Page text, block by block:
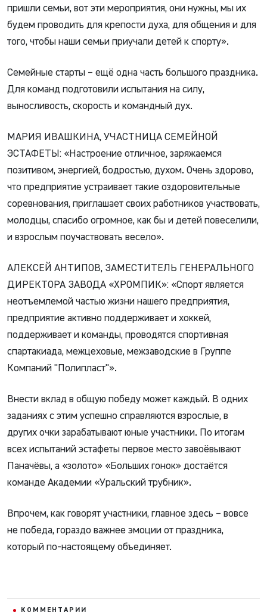
пришли семьи, вот эти мероприятия, они нужны, мы их
будем проводить для крепости духа, для общения и для
того, чтобы наши семьи приучали детей к спорту».
Семейные старты – ещё одна часть большого праздника.
Для команд подготовили испытания на силу,
выносливость, скорость и командный дух.
МАРИЯ ИВАШКИНА, УЧАСТНИЦА СЕМЕЙНОЙ
ЭСТАФЕТЫ: «Настроение отличное, заряжаемся
позитивом, энергией, бодростью, духом. Очень здорово,
что предприятие устраивает такие оздоровительные
соревнования, приглашает своих работников участвовать,
молодцы, спасибо огромное, как бы и детей повеселили,
и взрослым поучаствовать весело».
АЛЕКСЕЙ АНТИПОВ, ЗАМЕСТИТЕЛЬ ГЕНЕРАЛЬНОГО
ДИРЕКТОРА ЗАВОДА «ХРОМПИК»: «Спорт является
неотъемлемой частью жизни нашего предприятия,
предприятие активно поддерживает и хоккей,
поддерживает и команды, проводятся спортивная
спартакиада, межцеховые, межзаводские в Группе
Компаний "Полипласт"».
Внести вклад в общую победу может каждый. В одних
заданиях с этим успешно справляются взрослые, в
других очки зарабатывают юные участники. По итогам
всех испытаний эстафеты первое место завоёвывают
Паначёвы, а «золото» «Больших гонок» достаётся
команде Академии «Уральский трубник».
Впрочем, как говорят участники, главное здесь – вовсе
не победа, гораздо важнее эмоции от праздника,
который по-настоящему объединяет.
КОММЕНТАРИИ